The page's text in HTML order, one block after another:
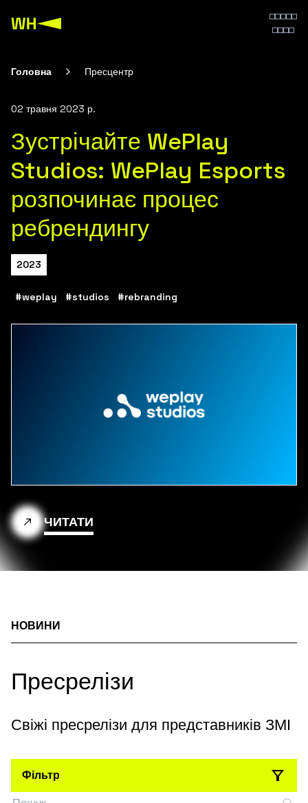
Головна Пресцентр
02 травня 2023 р.
Зустрічайте WePlay
Studios: WePlay Esports
розпочинає процес
ребрендингу
2023
#weplay #studios #rebranding
ЧИТАТИ
НОВИНИ
Пресрелізи
Свіжі пресрелізи для представників ЗМІ
Фільтр